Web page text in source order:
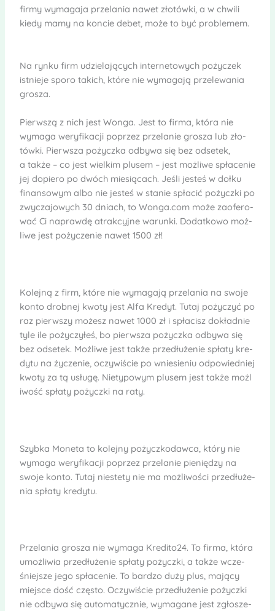
firmy wyma­gaja prze­la­nia nawet zło­tówki, a w chwili
kiedy mamy na kon­cie debet, może to być pro­ble­mem.
Na rynku firm udzie­la­ją­cych inter­netowych poży­czek
ist­nieje sporo takich, które nie wyma­gają prze­le­wa­nia
gro­sza.
Pierw­szą z nich jest Wonga. Jest to firma, która nie
wymaga wery­fi­ka­cji poprzez prze­la­nie gro­sza lub zło­
tówki. Pierw­sza pożyczka odbywa się bez odse­tek,
a także – co jest wiel­kim plu­sem – jest moż­liwe spła­ce­nie
jej dopiero po dwóch mie­sią­cach. Jeśli jesteś w dołku
finan­so­wym albo nie jesteś w sta­nie spła­cić pożyczki po
zwy­cza­jo­wych 30 dniach, to Wonga.com może zaofe­ro­
wać Ci naprawdę atrak­cyjne warunki. Dodat­kowo moż­
liwe jest poży­cze­nie nawet 1500 zł!
Kolejną z firm, które nie wyma­gają prze­la­nia na swoje
konto drob­nej kwoty jest Alfa Kre­dyt. Tutaj poży­czyć po
raz pierw­szy możesz nawet 1000 zł i spła­cisz dokład­nie
tyle ile poży­czy­łeś, bo pierw­sza pożyczka odbywa się
bez odse­tek. Moż­liwe jest także prze­dłu­że­nie spłaty kre­
dytu na życze­nie, oczy­wi­ście po wnie­sie­niu odpo­wied­niej
kwoty za tą usługę. Nie­ty­po­wym plu­sem jest także moż­l
i­wość spłaty pożyczki na raty.
Szybka Moneta to kolejny pożycz­ko­dawca, który nie
wymaga wery­fi­ka­cji poprzez prze­la­nie pie­nię­dzy na
swoje konto. Tutaj nie­stety nie ma moż­li­wo­ści prze­dłu­że­
nia spłaty kre­dytu.
Prze­la­nia gro­sza nie wymaga Kre­di­to24. To firma, która
umoż­li­wia prze­dłu­że­nie spłaty pożyczki, a także wcze­
śniej­sze jego spła­ce­nie. To bar­dzo duży plus, mający
miej­sce dość czę­sto. Oczy­wi­ście prze­dłu­że­nie pożyczki
nie odbywa się auto­ma­tycz­nie, wyma­gane jest zgło­sze­